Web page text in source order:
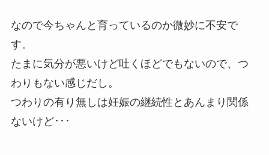
なので今ちゃんと育っているのか微妙に不安で
す。
たまに気分が悪いけど吐くほどでもないので、つ
わりもない感じだし。
つわりの有り無しは妊娠の継続性とあんまり関係
ないけど･･･